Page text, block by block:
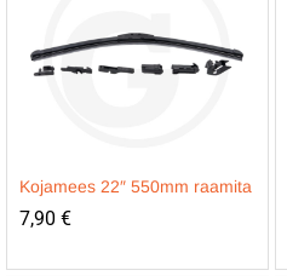
Kojamees 22″ 550mm raamita
7,90 €